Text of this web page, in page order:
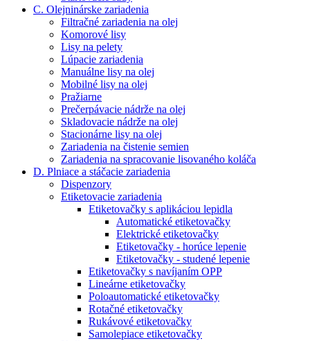
C. Olejninárske zariadenia
Filtračné zariadenia na olej
Komorové lisy
Lisy na pelety
Lúpacie zariadenia
Manuálne lisy na olej
Mobilné lisy na olej
Pražiarne
Prečerpávacie nádrže na olej
Skladovacie nádrže na olej
Stacionárne lisy na olej
Zariadenia na čistenie semien
Zariadenia na spracovanie lisovaného koláča
D. Plniace a stáčacie zariadenia
Dispenzory
Etiketovacie zariadenia
Etiketovačky s aplikáciou lepidla
Automatické etiketovačky
Elektrické etiketovačky
Etiketovačky - horúce lepenie
Etiketovačky - studené lepenie
Etiketovačky s navíjaním OPP
Lineárne etiketovačky
Poloautomatické etiketovačky
Rotačné etiketovačky
Rukávové etiketovačky
Samolepiace etiketovačky